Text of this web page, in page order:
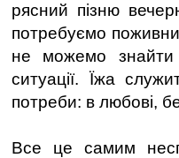
рясний пізню
потребуємо
не можемо знайти
ситуації. Їжа
потреби: в любові,
Все це самим